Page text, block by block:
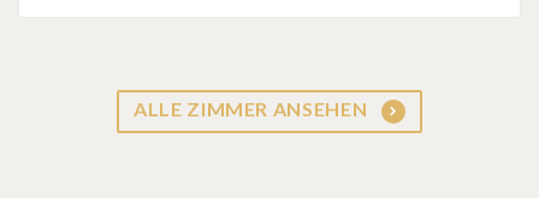
ALLE ZIMMER ANSEHEN